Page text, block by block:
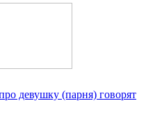
девушку (парня) говорят